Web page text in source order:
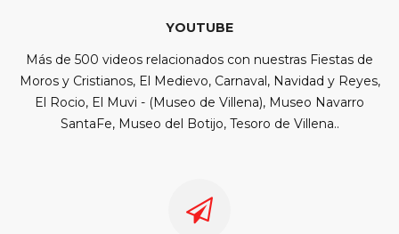
YOUTUBE
Más de 500 videos relacionados con nuestras Fiestas de
Moros y Cristianos, El Medievo, Carnaval, Navidad y Reyes,
El Rocio, El Muvi - (Museo de Villena), Museo Navarro
SantaFe, Museo del Botijo, Tesoro de Villena..